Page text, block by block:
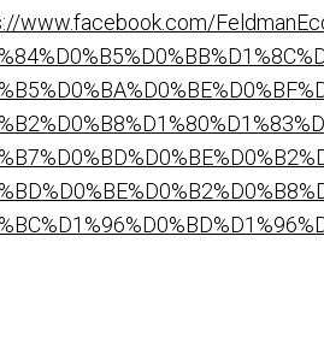
www.facebook.com/